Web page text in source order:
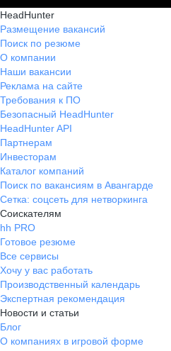
HeadHunter
Размещение вакансий
Поиск по резюме
О компании
Наши вакансии
Реклама на сайте
Требования к ПО
Безопасный HeadHunter
HeadHunter API
Партнерам
Инвесторам
Каталог компаний
Поиск по вакансиям в Авангарде
Сетка: соцсеть для нетворкинга
Соискателям
hh PRO
Готовое резюме
Все сервисы
Хочу у вас работать
Производственный календарь
Экспертная рекомендация
Новости и статьи
Блог
О компаниях в игровой форме